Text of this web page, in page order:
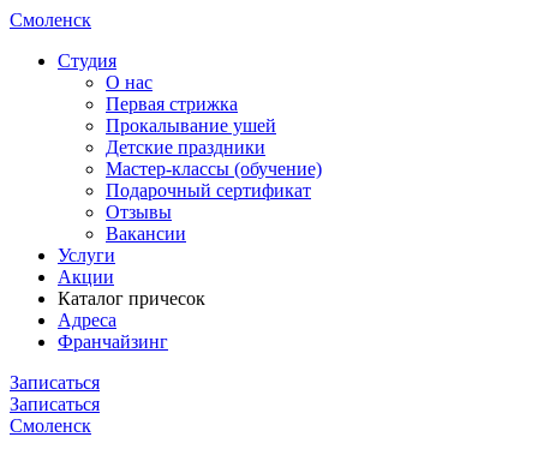
Смоленск
Cтудия
О нас
Первая стрижка
Прокалывание ушей
Детские праздники
Мастер-классы (обучение)
Подарочный сертификат
Отзывы
Вакансии
Услуги
Акции
Каталог причесок
Адреса
Франчайзинг
Записаться
Записаться
Смоленск